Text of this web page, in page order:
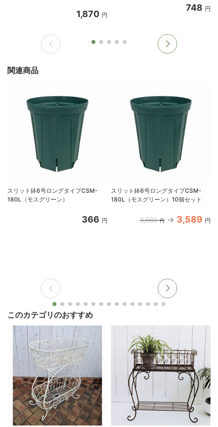
1,870 円
748 円
関連商品
スリット鉢6号ロングタイプCSM-
180L（モスグリーン）
366 円
スリット鉢6号ロングタイプCSM-
180L（モスグリーン）10個セット
3,660 円 3,589 円
このカテゴリのおすすめ